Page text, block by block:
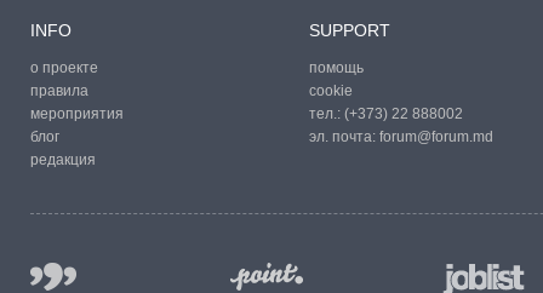
INFO
о проекте
правила
мероприятия
блог
редакция
SUPPORT
помощь
cookie
тел.: (+373) 22 888002
эл. почта: forum@forum.md